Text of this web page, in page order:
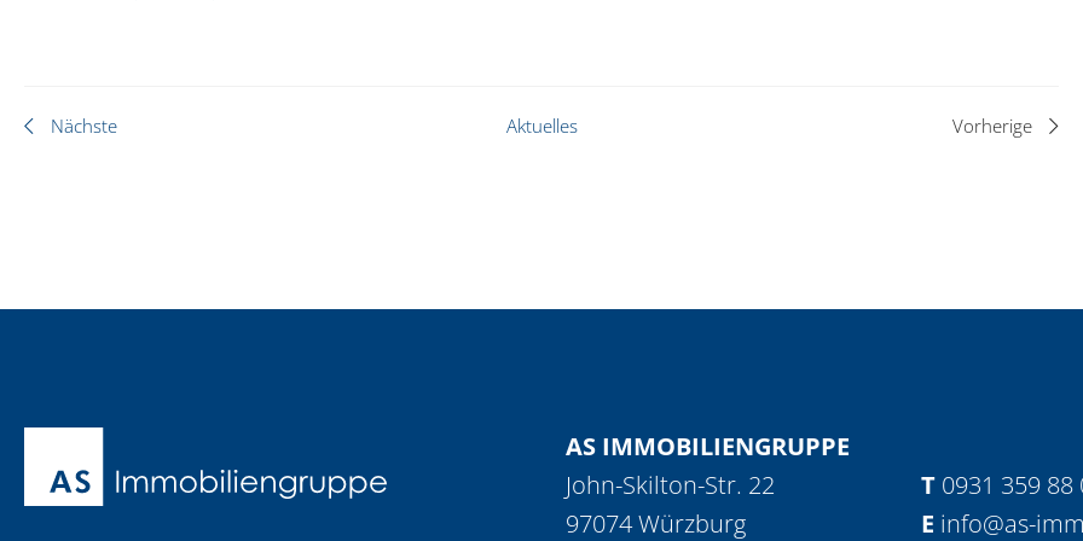
Nächste Aktuelles Vorherige
AS IMMOBILIENGRUPPE
John-Skilton-Str. 22
97074 Würzburg
T 0931 359 88
E info@as-